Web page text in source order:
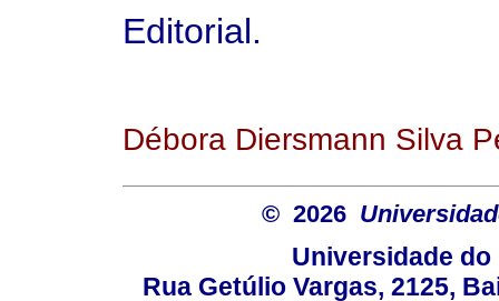
Editorial.
Débora Diersmann Silva
© 2026
Universidade do
Rua Getúlio Vargas, 2125,